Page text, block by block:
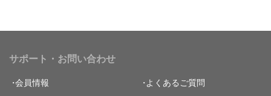
サポート・お問い合わせ
会員情報 よくあるご質問